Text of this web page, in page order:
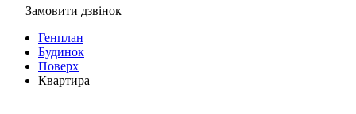
Замовити дзвінок
Генплан
Будинок
Поверх
Квартира